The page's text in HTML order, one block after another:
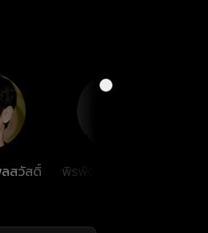
สวัสดิ์
พิรพัฒน์ วัฒนเศรษ